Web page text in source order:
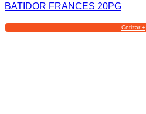
BATIDOR FRANCES 20PG
Cotizar +